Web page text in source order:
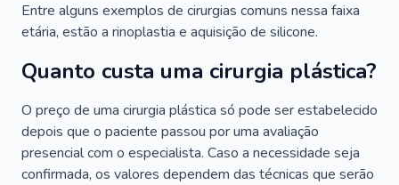
Entre alguns exemplos de cirurgias comuns nessa faixa
etária, estão a rinoplastia e aquisição de silicone.
Quanto custa uma cirurgia plástica?
O preço de uma cirurgia plástica só pode ser estabelecido
depois que o paciente passou por uma avaliação
presencial com o especialista. Caso a necessidade seja
confirmada, os valores dependem das técnicas que serão